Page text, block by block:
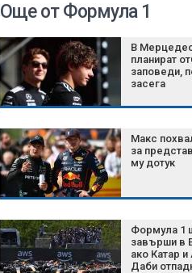
Още от Формула 1
В
планират
заповеди,
засега
Макс
за
му дотук
Формула 1
завърши в
ако Катар и
Даби